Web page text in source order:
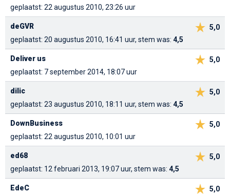
geplaatst: 22 augustus 2010, 23:26 uur
5,0
deGVR
geplaatst: 20 augustus 2010, 16:41 uur, stem was: 4,5
5,0
Deliver us
geplaatst: 7 september 2014, 18:07 uur
5,0
dilic
geplaatst: 23 augustus 2010, 18:11 uur, stem was: 4,5
5,0
DownBusiness
geplaatst: 22 augustus 2010, 10:01 uur
5,0
ed68
geplaatst: 12 februari 2013, 19:07 uur, stem was: 4,5
5,0
EdeC